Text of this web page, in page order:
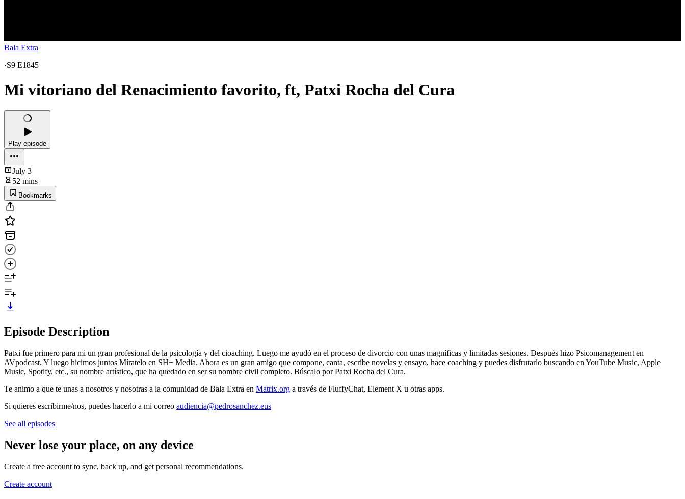
Bala Extra
·S9 E1845
Mi vitoriano del Renacimiento favorito, ft, Patxi Rocha del Cura
Play episode
July 3
52 mins
Bookmarks
Episode Description
Patxi fue primero para mi un gran profesional de la psicología y del cioaching. Luego me ayudó en el proceso de divorcio con unas magníficas y limitadas sesiones. Después hizo Psicomanagement en
AVpodcast. Y luego hicimos juntos Míratelo en SH+ Media. Ahora es un gran amigo que compone, canta, escribe novelas y ensayo, hace coaching y puedes disfrutarlo buscando en YouTube Music, Apple
Music, Spotify, etc., su nombre artístico, que ha quedado en ser su nombre civil completo. Búscalo por Patxi Rocha del Cura.
Te animo a que te unas a nosotros y nosotras a la comunidad de Bala Extra en Matrix.org a través de FluffyChat, Element X u otras apps.
Si quieres escribirme/nos, puedes hacerlo a mi correo audiencia@pedrosanchez.eus
See all episodes
Never lose your place, on any device
Create a free account to sync, back up, and get personal recommendations.
Create account